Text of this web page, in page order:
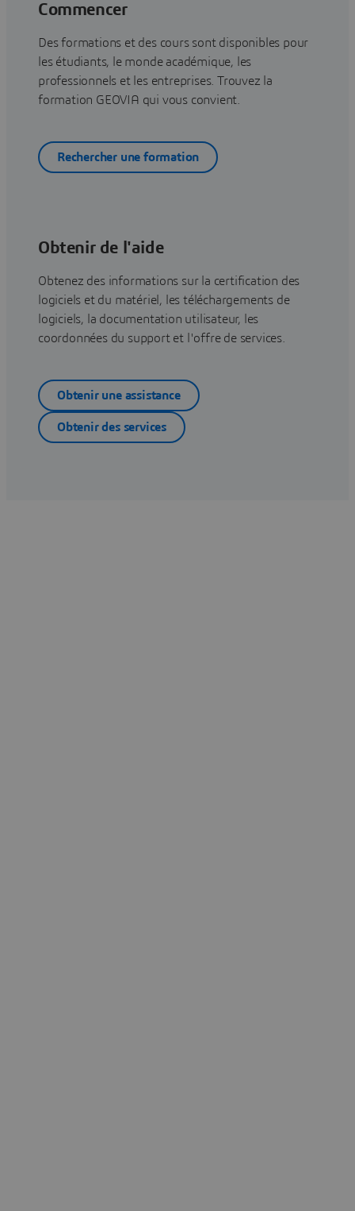
Commencer
Des formations et des cours sont disponibles pour
les étudiants, le monde académique, les
professionnels et les entreprises. Trouvez la
formation GEOVIA qui vous convient.
Rechercher une formation
Obtenir de l'aide
Obtenez des informations sur la certification des
logiciels et du matériel, les téléchargements de
logiciels, la documentation utilisateur, les
coordonnées du support et l'offre de services.
Obtenir une assistance
Obtenir des services